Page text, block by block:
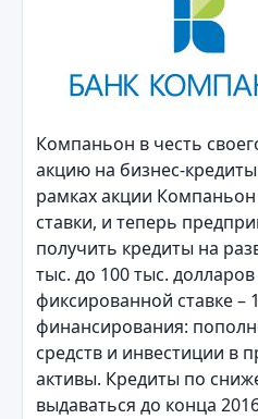
Компаньон в честь
акцию на бизнес-
рамках акции
ставки, и теперь
получить кредиты на
тыс. до 100 тыс.
фиксированной ставке –
финансирования:
средств и инвестиции в
активы. Кредиты по
выдаваться до конца